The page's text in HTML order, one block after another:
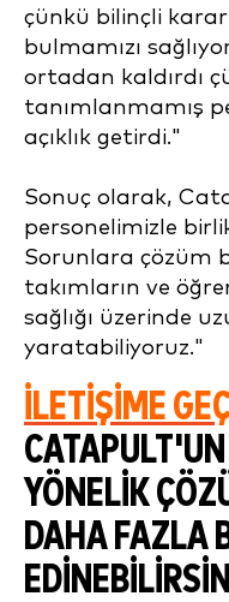
çünkü bilinçli
bulmamızı
ortadan kaldırdı
tanımlanmamış
açıklık getirdi."
Sonuç olarak,
personelimizle
Sorunlara çözüm
takımların ve
sağlığı üzerinde
yaratabiliyoruz."
İLETIŞIME
YÖNELIK
DAHA FAZLA